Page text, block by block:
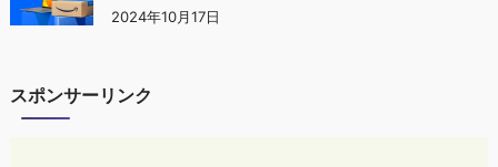
2024年10月17日
スポンサーリンク